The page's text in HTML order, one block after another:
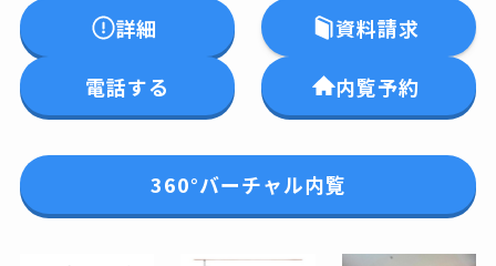
詳細 資料請求
電話する 内覧予約
360°バーチャル内覧